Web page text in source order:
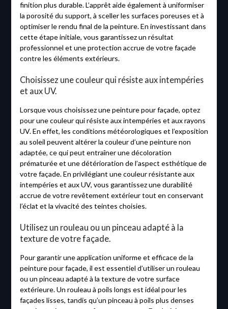
finition plus durable. L’apprêt aide également à uniformiser
la porosité du support, à sceller les surfaces poreuses et à
optimiser le rendu final de la peinture. En investissant dans
cette étape initiale, vous garantissez un résultat
professionnel et une protection accrue de votre façade
contre les éléments extérieurs.
Choisissez une couleur qui résiste aux intempéries
et aux UV.
Lorsque vous choisissez une peinture pour façade, optez
pour une couleur qui résiste aux intempéries et aux rayons
UV. En effet, les conditions météorologiques et l’exposition
au soleil peuvent altérer la couleur d’une peinture non
adaptée, ce qui peut entraîner une décoloration
prématurée et une détérioration de l’aspect esthétique de
votre façade. En privilégiant une couleur résistante aux
intempéries et aux UV, vous garantissez une durabilité
accrue de votre revêtement extérieur tout en conservant
l’éclat et la vivacité des teintes choisies.
Utilisez un rouleau ou un pinceau adapté à la
texture de votre façade.
Pour garantir une application uniforme et efficace de la
peinture pour façade, il est essentiel d’utiliser un rouleau
ou un pinceau adapté à la texture de votre surface
extérieure. Un rouleau à poils longs est idéal pour les
façades lisses, tandis qu’un pinceau à poils plus denses